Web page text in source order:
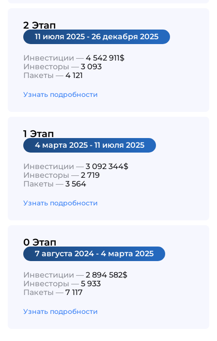
2 Этап
11 июля 2025 - 26 декабря 2025
Инвестиции — 4 542 911$
Инвесторы — 3 093
Пакеты — 4 121
Узнать подробности
1 Этап
4 марта 2025 - 11 июля 2025
Инвестиции — 3 092 344$
Инвесторы — 2 719
Пакеты — 3 564
Узнать подробности
0 Этап
7 августа 2024 - 4 марта 2025
Инвестиции — 2 894 582$
Инвесторы — 5 933
Пакеты — 7 117
Узнать подробности